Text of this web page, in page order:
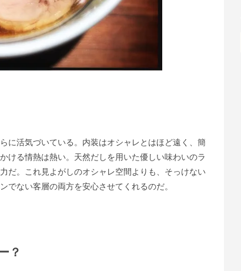
に活気づいている。内装はオシャレとはほど遠く、簡
ける情熱は熱い。天然だしを用いた優しい味わいのラ
だ。これ見よがしのオシャレ空間よりも、そっけない
でない客層の両方を安心させてくれるのだ。
？